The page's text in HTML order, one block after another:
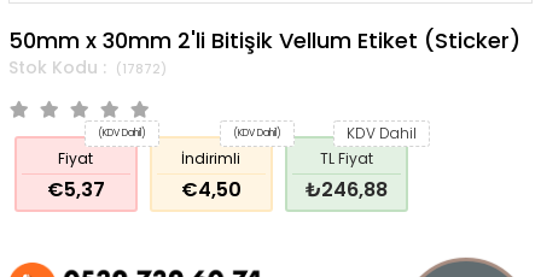
50mm x 30mm 2'li Bitişik Vellum Etiket (Sticker)
(17872)
Fiyat
€5,37
(KDV Dahil)
İndirimli
€4,50
(KDV Dahil)
TL Fiyat
₺246,88
KDV Dahil